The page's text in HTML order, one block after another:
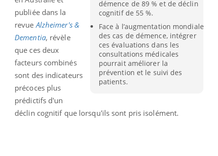
démence de 89 % et de déclin
cognitif de 55 %.
Face à l’augmentation mondiale
des cas de démence, intégrer
ces évaluations dans les
consultations médicales
pourrait améliorer la
prévention et le suivi des
patients.
publiée dans la
revueAlzheimer's &
Dementia, révèle
que ces deux
facteurs combinés
sont des indicateurs
précoces plus
prédictifs d'un
déclin cognitif que lorsqu'ils sont pris isolément.